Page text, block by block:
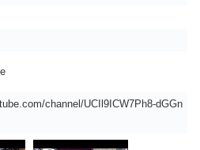
channel/UCIl9ICW7Ph8-dGGn